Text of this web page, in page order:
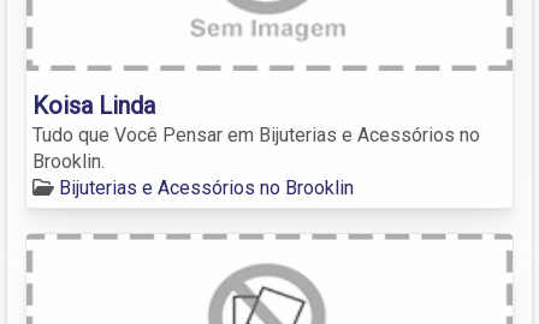
Koisa Linda
Tudo que Você Pensar em Bijuterias e Acessórios no
Brooklin.
Bijuterias e Acessórios no Brooklin